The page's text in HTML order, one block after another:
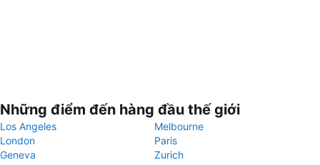
Những điểm đến hàng đầu thế giới
Los Angeles
Melbourne
London
Paris
Geneva
Zurich